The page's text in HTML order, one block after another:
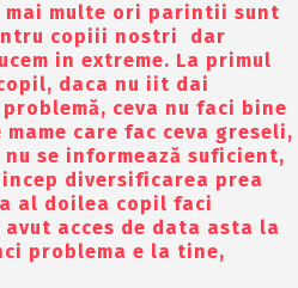
mai multe ori parintii sunt
copiii nostri dar
in extreme. La primul
daca nu iit dai
ceva nu faci bine
care fac ceva greseli,
se informează suficient,
diversificarea prea
al doilea copil faci
acces de data asta la
problema e la tine,